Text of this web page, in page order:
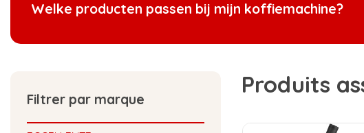
Welke producten passen bij mijn koffiemachine?
Filtrer par marque
Produits